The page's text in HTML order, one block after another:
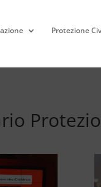
Protezione